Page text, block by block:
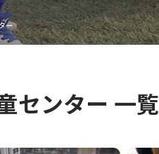
ー
センター 一覧